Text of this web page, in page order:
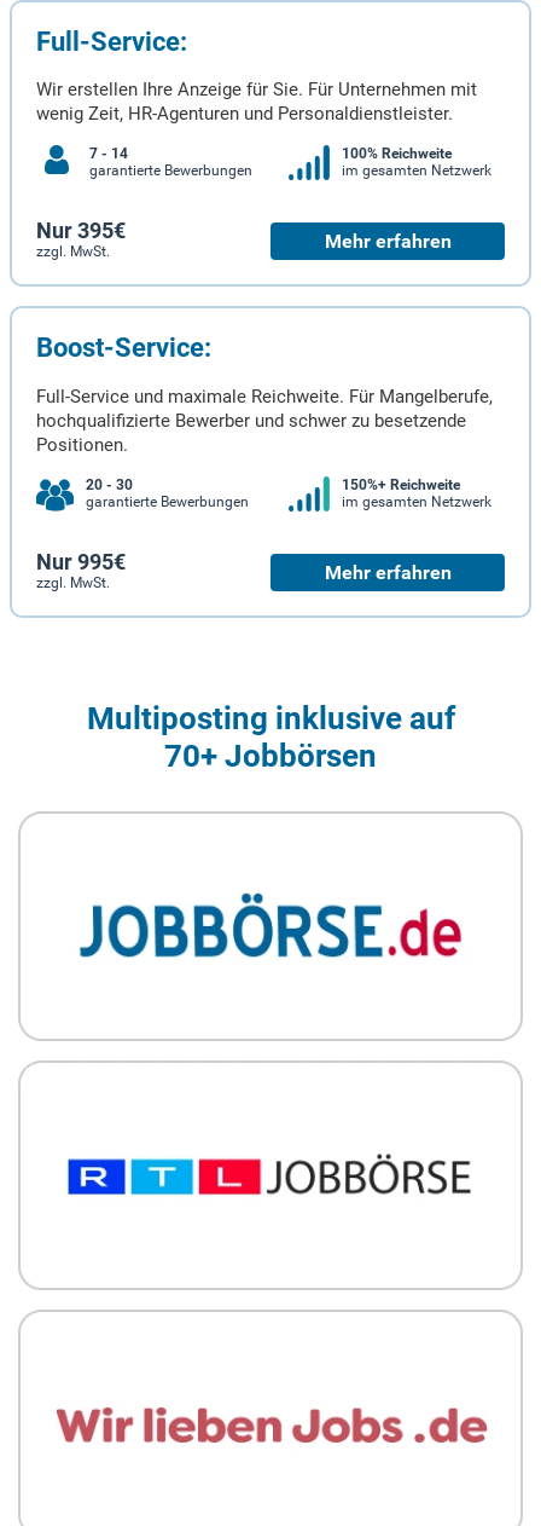
Full-Service:
Wir erstellen Ihre Anzeige für Sie. Für Unternehmen mit
wenig Zeit, HR-Agenturen und Personaldienstleister.
7 - 14
garantierte Bewerbungen
100% Reichweite
im gesamten Netzwerk
Nur 395€
zzgl. MwSt. Mehr erfahren
Boost-Service:
Full-Service und maximale Reichweite. Für Mangelberufe,
hochqualifizierte Bewerber und schwer zu besetzende
Positionen.
20 - 30
garantierte Bewerbungen
150%+ Reichweite
im gesamten Netzwerk
Nur 995€
zzgl. MwSt. Mehr erfahren
Multiposting inklusive auf
70+ Jobbörsen